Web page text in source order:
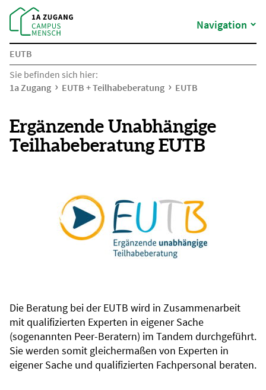
Navigation
EUTB
Sie befinden sich hier:
1a Zugang
EUTB + Teilhabeberatung EUTB
Ergänzende Unabhängige
Teilhabeberatung EUTB
Die Beratung bei der EUTB wird in Zusammenarbeit
mit qualifizierten Experten in eigener Sache
(sogenannten Peer-Beratern) im Tandem durchgeführt.
Sie werden somit gleichermaßen von Experten in
eigener Sache und qualifizierten Fachpersonal beraten.